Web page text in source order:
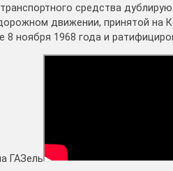
средства
движении, принятой на
ноября 1968 года и
ГАЗель